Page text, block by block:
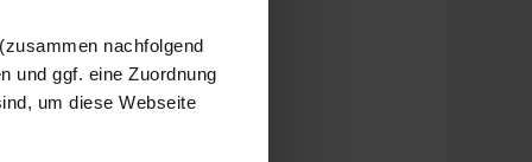
nachfolgend
und ggf. eine Zuordnung
um diese Webseite